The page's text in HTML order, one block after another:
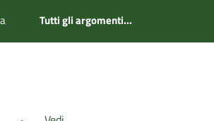
Tutti gli argomenti...